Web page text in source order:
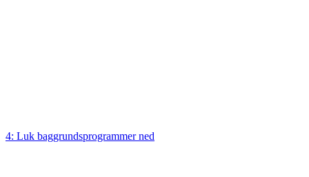
4: Luk baggrundsprogrammer ned